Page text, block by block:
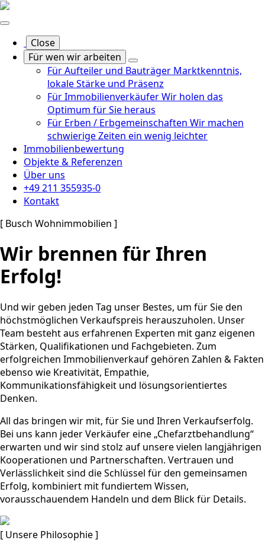
Close
Für wen wir arbeiten
Für Aufteiler und Bauträger Marktkenntnis,
lokale Stärke und Präsenz
Für ImmobilienverkäuferWir holen das
Optimum für Sie heraus
Für Erben / Erbgemeinschaften Wir machen
schwierige Zeiten ein wenig leichter
Immobilienbewertung
Objekte & Referenzen
Über uns
+49 211 355935-0
Kontakt
[ Busch Wohnimmobilien ]
Wir brennen für Ihren
Erfolg!
Und wir geben jeden Tag unser Bestes, um für Sie den
höchstmöglichen Verkaufspreis herauszuholen. Unser
Team besteht aus erfahrenen Experten mit ganz eigenen
Stärken, Qualifikationen und Fachgebieten. Zum
erfolgreichen Immobilienverkauf gehören Zahlen & Fakten
ebenso wie Kreativität, Empathie,
Kommunikationsfähigkeit und lösungsorientiertes
Denken.
All das bringen wir mit, für Sie und Ihren Verkaufserfolg.
Bei uns kann jeder Verkäufer eine „Chefarztbehandlung“
erwarten und wir sind stolz auf unsere vielen langjährigen
Kooperationen und Partnerschaften. Vertrauen und
Verlässlichkeit sind die Schlüssel für den gemeinsamen
Erfolg, kombiniert mit fundiertem Wissen,
vorausschauendem Handeln und dem Blick für Details.
[ Unsere Philosophie ]